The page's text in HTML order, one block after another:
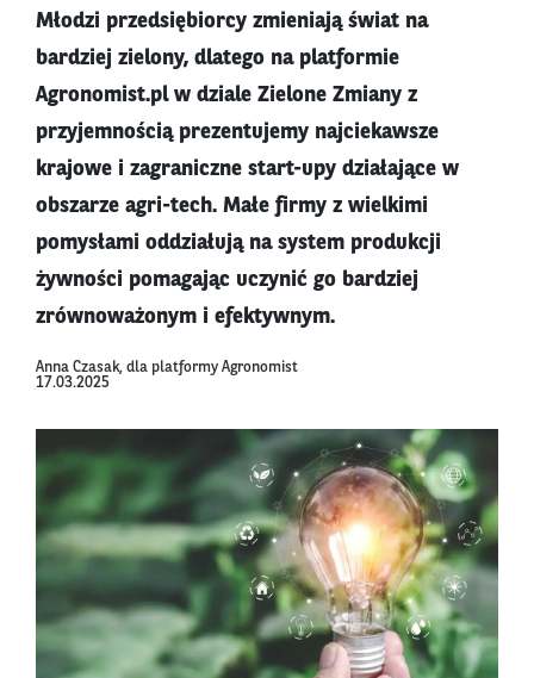
Młodzi przedsiębiorcy zmieniają świat na
bardziej zielony, dlatego na platformie
Agronomist.pl w dziale Zielone Zmiany z
przyjemnością prezentujemy najciekawsze
krajowe i zagraniczne start-upy działające w
obszarze agri-tech. Małe firmy z wielkimi
pomysłami oddziałują na system produkcji
żywności pomagając uczynić go bardziej
zrównoważonym i efektywnym.
Anna Czasak, dla platformy Agronomist
17.03.2025